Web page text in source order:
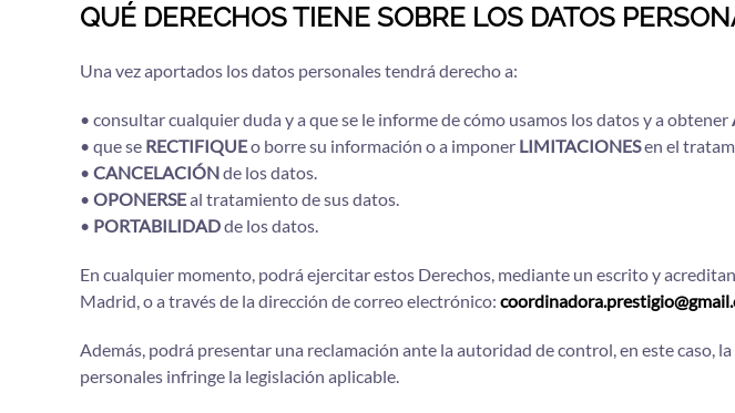
QUÉ DERECHOS TIENE SOBRE LOS DATOS
Una vez aportados los datos personales tendrá derecho a:
• consultar cualquier duda y a que se le informe de cómo usamos los datos y a obtener
• que se RECTIFIQUEo borre su información o a imponer LIMITACIONESen el
• CANCELACIÓNde los datos.
• OPONERSEal tratamiento de sus datos.
• PORTABILIDADde los datos.
En cualquier momento, podrá ejercitar estos Derechos, mediante un escrito y
Madrid, o a través de la dirección de correo electrónico:
Además, podrá presentar una reclamación ante la autoridad de control, en este caso,
personales infringe la legislación aplicable.